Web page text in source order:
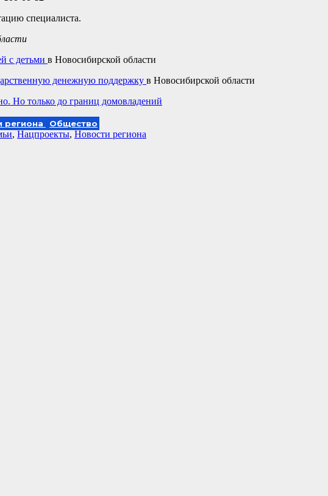
специалиста.
с детьми в Новосибирской области
денежную поддержку в Новосибирской области
Но только до границ домовладений
региона Общество
, Нацпроекты, Новости региона